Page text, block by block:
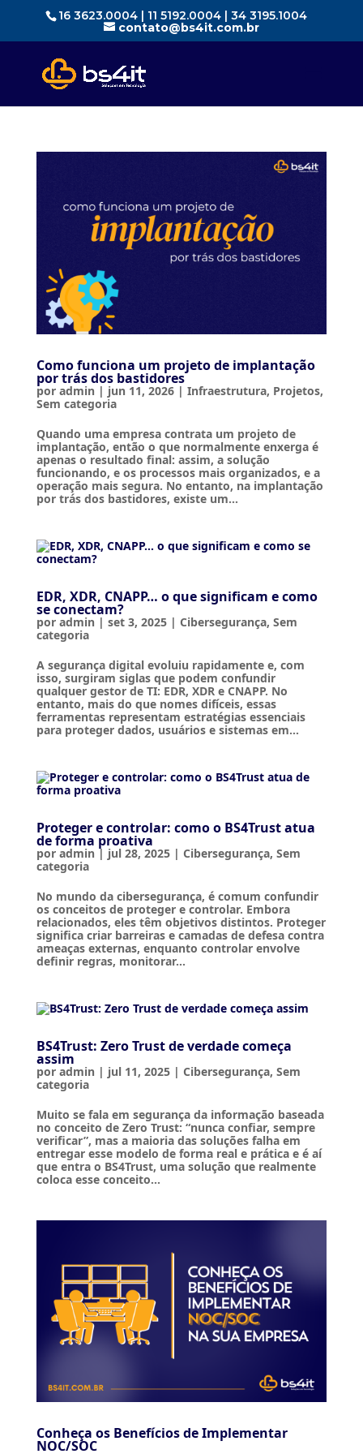
16 3623.0004 | 11 5192.0004 | 34 3195.1004
contato@bs4it.com.br
Como funciona um projeto de implantação
por trás dos bastidores
por admin | jun 11, 2026| Infraestrutura, Projetos,
Sem categoria
Quando uma empresa contrata um projeto de
implantação, então o que normalmente enxerga é
apenas o resultado final: assim, a solução
funcionando, e os processos mais organizados, e a
operação mais segura. No entanto, na implantação
por trás dos bastidores, existe um...
EDR, XDR, CNAPP… o que significam e como
se conectam?
por admin | set 3, 2025| Cibersegurança, Sem
categoria
A segurança digital evoluiu rapidamente e, com
isso, surgiram siglas que podem confundir
qualquer gestor de TI: EDR, XDR e CNAPP. No
entanto, mais do que nomes difíceis, essas
ferramentas representam estratégias essenciais
para proteger dados, usuários e sistemas em...
Proteger e controlar: como o BS4Trust atua
de forma proativa
por admin | jul 28, 2025| Cibersegurança, Sem
categoria
No mundo da cibersegurança, é comum confundir
os conceitos de proteger e controlar. Embora
relacionados, eles têm objetivos distintos. Proteger
significa criar barreiras e camadas de defesa contra
ameaças externas, enquanto controlar envolve
definir regras, monitorar...
BS4Trust: Zero Trust de verdade começa
assim
por admin | jul 11, 2025| Cibersegurança, Sem
categoria
Muito se fala em segurança da informação baseada
no conceito de Zero Trust: “nunca confiar, sempre
verificar”, mas a maioria das soluções falha em
entregar esse modelo de forma real e prática e é aí
que entra o BS4Trust, uma solução que realmente
coloca esse conceito...
Conheça os Benefícios de Implementar
NOC/SOC